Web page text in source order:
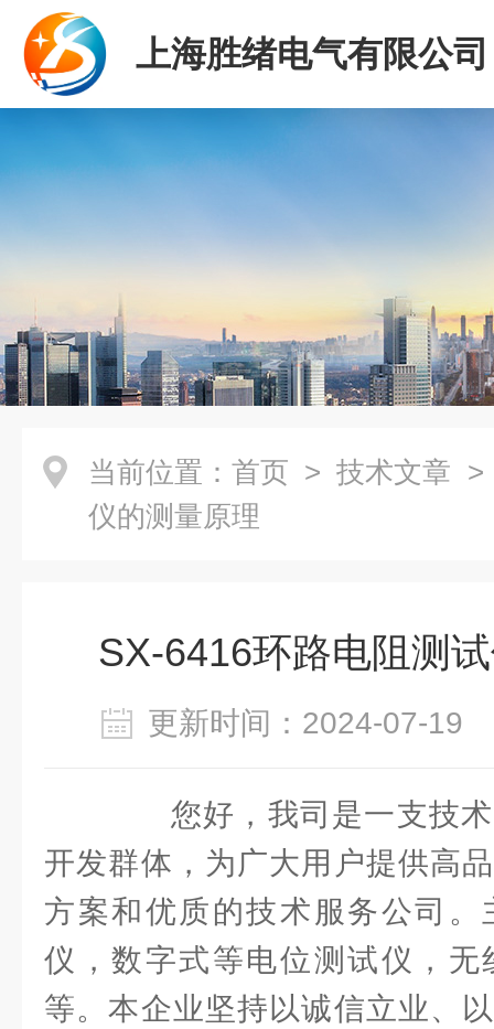
上海胜绪电气有限公司
当前位置： 首页 > 技术文章 >
仪的测量原理
SX-6416环路电阻测
更新时间：2024-07-
您好，我司是一支技术
开发群体，为广大用户提供高
方案和优质的技术服务公司
仪，数字式等电位测试仪，无
等。本企业坚持以诚信立业、